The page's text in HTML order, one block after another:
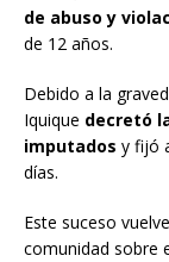
de abuso y
de 12 años.
Debido a la
Iquique decretó
imputados y fijó
días.
Este suceso
comunidad sobre